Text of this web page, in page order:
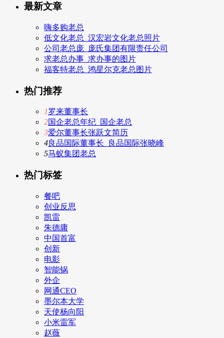
最新文章
嗨多购老总
低文化老总_汉宏岩文化老总照片
公司老总庞_庞氏集团有限责任公司
求老总办事_求办事的图片
福客特老总_鸿星尔克老总图片
热门推荐
1罗来董事长
2国企老总年纪_国企老总
3爱尔董事长张跃文简历
4良品国际董事长_良品国际张晓峰
5马蚁集团老总
热门标签
餐吧
创业反思
凯雷
朱德庸
中国首富
创新
电影
智能锅
外企
网通CEO
墨尔本大学
天使杨向阳
小米雷军
赵薇